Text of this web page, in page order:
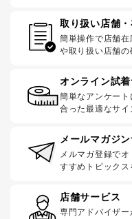
取り扱い店舗
簡単操作で店舗
や取り扱い店舗の
オンライン試
簡単なアンケー
合った最適なサイ
メールマガジ
メルマガ登録で
すすめトピックス
店舗サービス
専門アドバイザー